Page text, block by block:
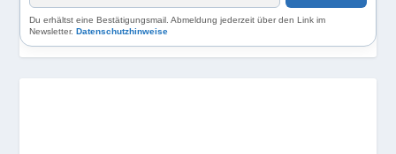
Du erhältst eine Bestätigungsmail. Abmeldung jederzeit über den Link im
Newsletter.Datenschutzhinweise